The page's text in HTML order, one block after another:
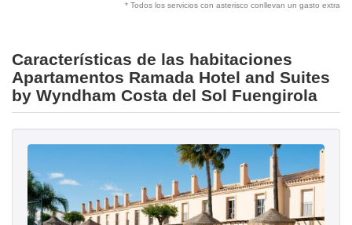
* Todos los servicios con asterisco conllevan un gasto extra
Características de las habitaciones
Apartamentos Ramada Hotel and Suites
by Wyndham Costa del Sol Fuengirola